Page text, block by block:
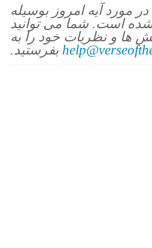
مورد آیه امروز بوسیله
است. شما می توانید
ها و نظریات خود را به
بفرستید.